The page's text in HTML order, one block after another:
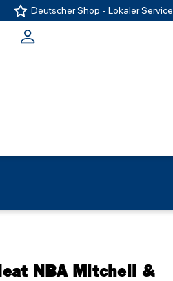
Deutscher Shop - Lokaler Service
NBA Mitchell &